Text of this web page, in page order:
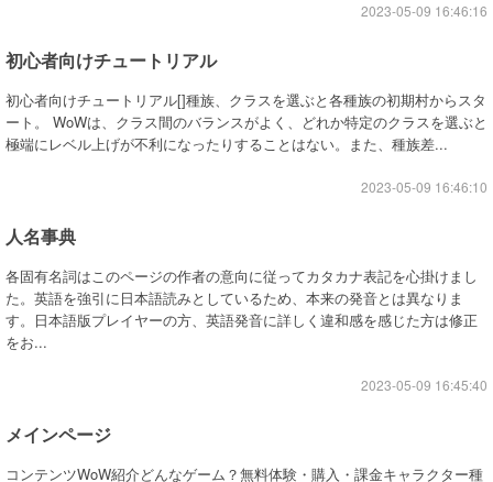
2023-05-09 16:46:16
初心者向けチュートリアル
初心者向けチュートリアル[]種族、クラスを選ぶと各種族の初期村からスタ
ート。 WoWは、クラス間のバランスがよく、どれか特定のクラスを選ぶと
極端にレベル上げが不利になったりすることはない。また、種族差...
2023-05-09 16:46:10
人名事典
各固有名詞はこのページの作者の意向に従ってカタカナ表記を心掛けまし
た。英語を強引に日本語読みとしているため、本来の発音とは異なりま
す。日本語版プレイヤーの方、英語発音に詳しく違和感を感じた方は修正
をお...
2023-05-09 16:45:40
メインページ
コンテンツWoW紹介どんなゲーム？無料体験・購入・課金キャラクター種